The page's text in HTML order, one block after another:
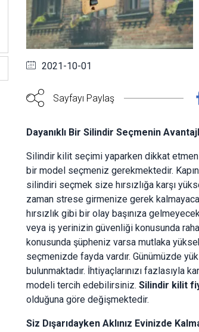
2021-10-01
Sayfayı Paylaş
Dayanıklı Bir Silindir Seçmenin
Silindir kilit seçimi yaparken dikkat
bir model seçmeniz gerekmektedir.
silindiri seçmek size hırsızlığa karşı
zaman strese girmenize gerek
hırsızlık gibi bir olay başınıza
veya iş yerinizin güvenliği konusunda
konusunda şüpheniz varsa mutlaka
seçmenizde fayda vardır. Günümüzde
bulunmaktadır. İhtiyaçlarınızı fazlasıyla
modeli tercih edebilirsiniz. Silindir kilit
olduğuna göre değişmektedir.
Siz Dışarıdayken Aklınız Evinizde